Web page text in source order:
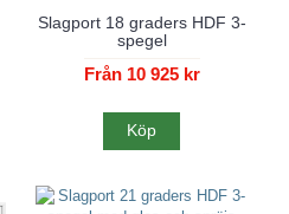
Slagport 18 graders HDF 3-
spegel
Från 10 925 kr
Köp